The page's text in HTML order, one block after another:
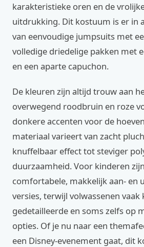
karakteristieke oren en de
uitdrukking. Dit kostuum is er in
van eenvoudige jumpsuits met
volledige driedelige pakken met
en een aparte capuchon.
De kleuren zijn altijd trouw aan
overwegend roodbruin en roze
donkere accenten voor de
materiaal varieert van zacht
knuffelbaar effect tot steviger
duurzaamheid. Voor kinderen
comfortabele, makkelijk aan- en
versies, terwijl volwassenen
gedetailleerde en soms zelfs op
opties. Of je nu naar een
een Disney-evenement gaat, dit